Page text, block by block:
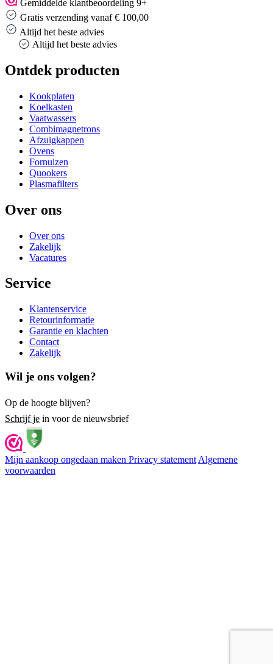
Gemiddelde klantbeoordeling 9+
Gratis verzending vanaf € 100,00
Altijd het beste advies
Altijd het beste advies
Ontdek producten
Kookplaten
Koelkasten
Vaatwassers
Combimagnetrons
Afzuigkappen
Ovens
Fornuizen
Quookers
Plasmafilters
Over ons
Over ons
Zakelijk
Vacatures
Service
Klantenservice
Retourinformatie
Garantie en klachten
Contact
Zakelijk
Wil je ons volgen?
Op de hoogte blijven?
Schrijf je in voor de nieuwsbrief
Mijn aankoop ongedaan maken Privacy statement Algemene
voorwaarden